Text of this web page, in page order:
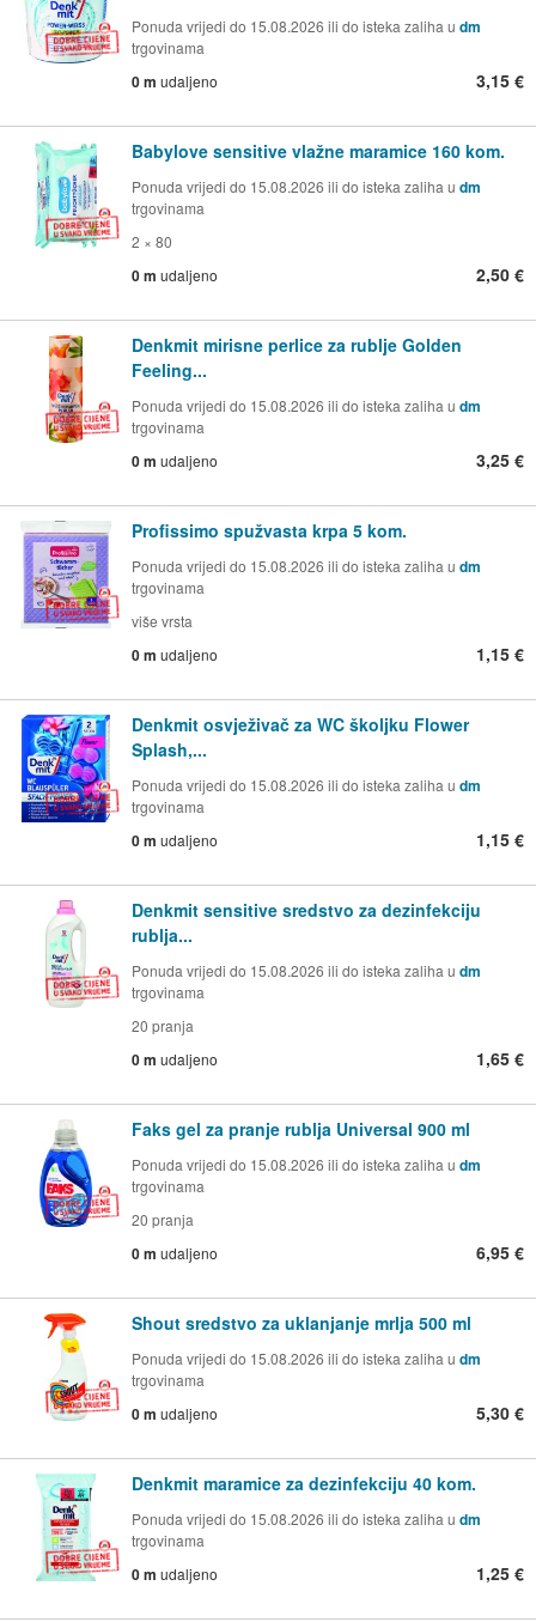
Ponuda vrijedi do 15.08.2026 ili do isteka zaliha u dm
trgovinama
0 m udaljeno 3,15 €
Babylove sensitive vlažne maramice 160 kom.
Ponuda vrijedi do 15.08.2026 ili do isteka zaliha u dm
trgovinama
2 × 80
0 m udaljeno 2,50 €
Denkmit mirisne perlice za rublje Golden
Feeling...
Ponuda vrijedi do 15.08.2026 ili do isteka zaliha u dm
trgovinama
0 m udaljeno 3,25 €
Profissimo spužvasta krpa 5 kom.
Ponuda vrijedi do 15.08.2026 ili do isteka zaliha u dm
trgovinama
više vrsta
0 m udaljeno 1,15 €
Denkmit osvježivač za WC školjku Flower
Splash,...
Ponuda vrijedi do 15.08.2026 ili do isteka zaliha u dm
trgovinama
0 m udaljeno 1,15 €
Denkmit sensitive sredstvo za dezinfekciju
rublja...
Ponuda vrijedi do 15.08.2026 ili do isteka zaliha u dm
trgovinama
20 pranja
0 m udaljeno 1,65 €
Faks gel za pranje rublja Universal 900 ml
Ponuda vrijedi do 15.08.2026 ili do isteka zaliha u dm
trgovinama
20 pranja
0 m udaljeno 6,95 €
Shout sredstvo za uklanjanje mrlja 500 ml
Ponuda vrijedi do 15.08.2026 ili do isteka zaliha u dm
trgovinama
0 m udaljeno 5,30 €
Denkmit maramice za dezinfekciju 40 kom.
Ponuda vrijedi do 15.08.2026 ili do isteka zaliha u dm
trgovinama
0 m udaljeno 1,25 €